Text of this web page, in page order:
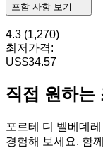
포함 사항 보기
4.3 (1,270)
최저가격:
US$34.57
직접 원하는
포르테 디 벨베데
경험해 보세요. 함